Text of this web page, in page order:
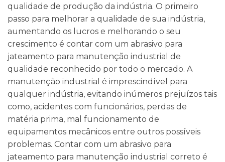
qualidade de produção da indústria. O primeiro
passo para melhorar a qualidade de sua indústria,
aumentando os lucros e melhorando o seu
crescimento é contar com um abrasivo para
jateamento para manutenção industrial de
qualidade reconhecido por todo o mercado. A
manutenção industrial é imprescindível para
qualquer indústria, evitando inúmeros prejuízos tais
como, acidentes com funcionários, perdas de
matéria prima, mal funcionamento de
equipamentos mecânicos entre outros possíveis
problemas. Contar com um abrasivo para
jateamento para manutenção industrial correto é